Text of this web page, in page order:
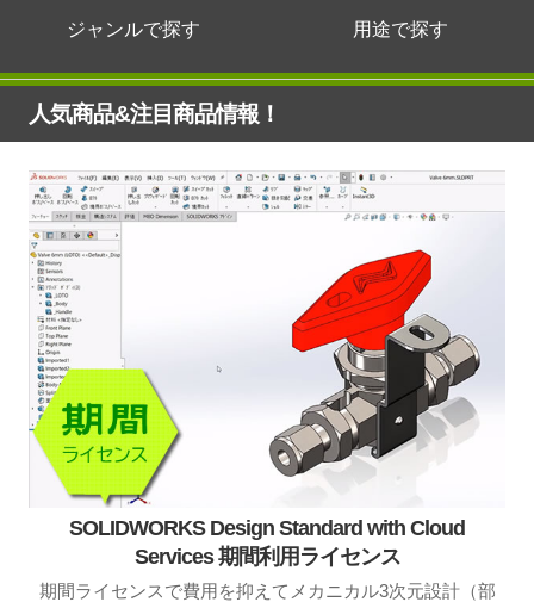
ジャンルで探す 用途で探す
人気商品&注目商品情報！
SOLIDWORKS Design Standard with Cloud
Services 期間利用ライセンス
期間ライセンスで費用を抑えてメカニカル3次元設計（部